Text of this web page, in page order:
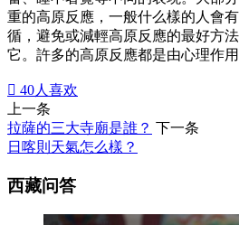
重的高原反應，一般什么樣的人會
循，避免或減輕高原反應的最好方
它。許多的高原反應都是由心理作用
 40人喜欢
上一条
拉薩的三大寺廟是誰？ 下一条
日喀則天氣怎么樣？
西藏问答